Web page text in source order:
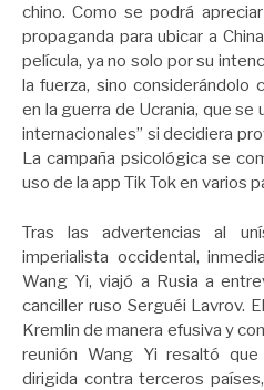
chino. Como se podrá
propaganda para ubicar a
película, ya no solo por su
la fuerza, sino considerándolo
en la guerra de Ucrania, que se
internacionales” si decidiera
La campaña psicológica se
uso de la app Tik Tok en varios
Tras las advertencias al
imperialista occidental,
Wang Yi, viajó a Rusia a
canciller ruso Serguéi Lavrov.
Kremlin de manera efusiva y
reunión Wang Yi resaltó
dirigida contra terceros